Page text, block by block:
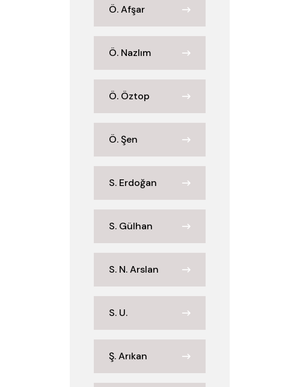
Ö. Afşar
Ö. Nazlım
Ö. Öztop
Ö. Şen
S. Erdoğan
S. Gülhan
S. N. Arslan
S. U.
Ş. Arıkan